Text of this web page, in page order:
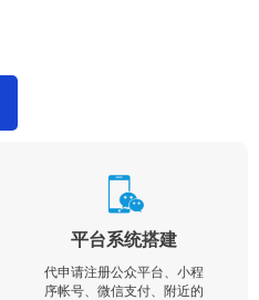
平台系统搭建
代申请注册公众平台、小程
序帐号、微信支付、附近的